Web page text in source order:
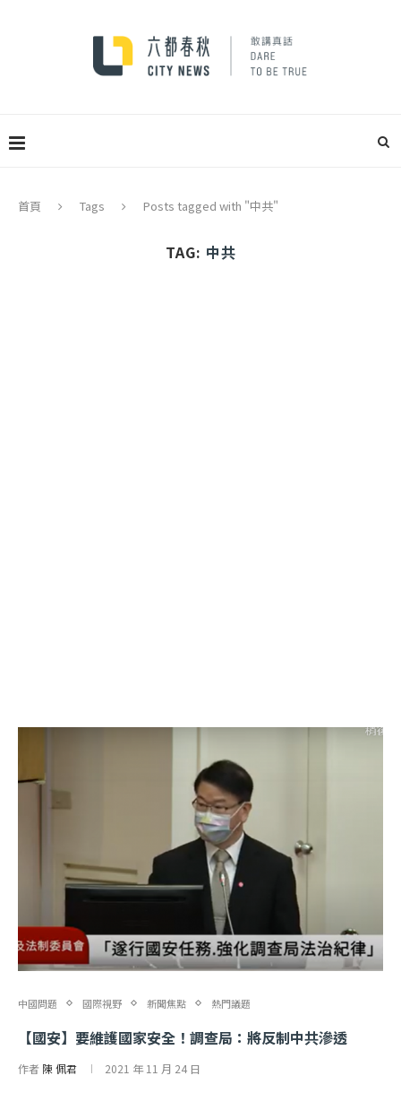
首頁 Tags Posts tagged with "中共"
TAG: 中共
中國問題 國際視野 新聞焦點 熱門議題
【國安】要維護國家安全！調查局：將反制中共滲透
作者 陳 佩君 2021 年 11 月 24 日